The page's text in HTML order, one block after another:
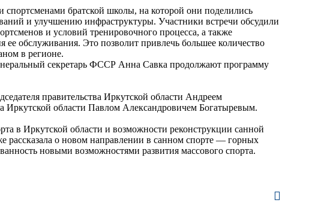
спортсменами братской школы, на которой они поделились
и улучшению инфраструктуры. Участники встречи обсудили
и условий тренировочного процесса, а также
обслуживания. Это позволит привлечь большее количество
в регионе.
секретарь ФССР Анна Савка продолжают программу
правительства Иркутской области Андреем
области Павлом Александровичем Богатыревым.
в Иркутской области и возможности реконструкции санной
рассказала о новом направлении в санном спорте — горных
новыми возможностями развития массового спорта.